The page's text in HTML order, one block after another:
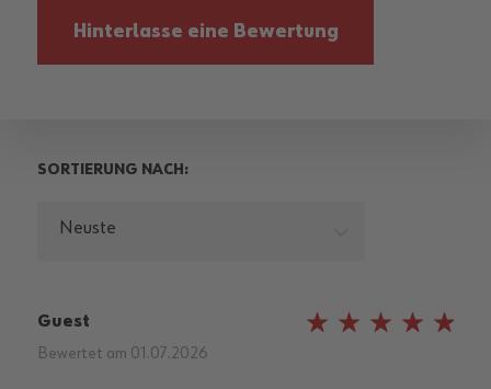
SORTIERUNG NACH:
Neuste
Hinterlasse eine Bewertung
Guest
Bewertet am 01.07.2026